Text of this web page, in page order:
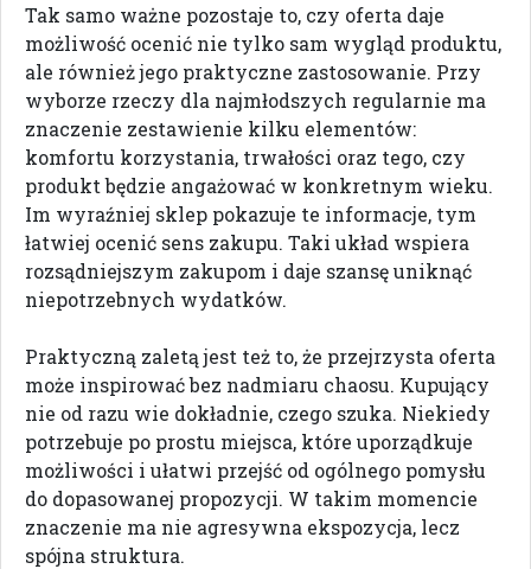
Tak samo ważne pozostaje to, czy oferta daje
możliwość ocenić nie tylko sam wygląd produktu,
ale również jego praktyczne zastosowanie. Przy
wyborze rzeczy dla najmłodszych regularnie ma
znaczenie zestawienie kilku elementów:
komfortu korzystania, trwałości oraz tego, czy
produkt będzie angażować w konkretnym wieku.
Im wyraźniej sklep pokazuje te informacje, tym
łatwiej ocenić sens zakupu. Taki układ wspiera
rozsądniejszym zakupom i daje szansę uniknąć
niepotrzebnych wydatków.
Praktyczną zaletą jest też to, że przejrzysta oferta
może inspirować bez nadmiaru chaosu. Kupujący
nie od razu wie dokładnie, czego szuka. Niekiedy
potrzebuje po prostu miejsca, które uporządkuje
możliwości i ułatwi przejść od ogólnego pomysłu
do dopasowanej propozycji. W takim momencie
znaczenie ma nie agresywna ekspozycja, lecz
spójna struktura.